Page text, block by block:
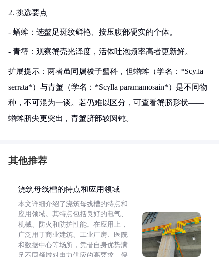
2. 挑选要点
- 蝤蛑：选螯足斑纹鲜艳、按压腹部硬实的个体。
- 青蟹：观察蟹壳光泽度，活体吐泡频率高者更新鲜。
扩展提示：两者虽同属梭子蟹科，但蝤蛑（学名：*Scylla
serrata*）与青蟹（学名：*Scylla paramamosain*）是不同物
种，不可混为一谈。若仍难以区分，可查看蟹脐形状——
蝤蛑脐尖更突出，青蟹脐部较圆钝。
其他推荐
浇筑母线槽的特点和应用领域
本文详细介绍了浇筑母线槽的特点和
应用领域。其特点包括良好的电气、
机械、防火和防护性能。在应用上，
广泛用于商业建筑、工业厂房、医院
和数据中心等场所，凭借自身优势满
足不同领域对电力供应的高要求，保